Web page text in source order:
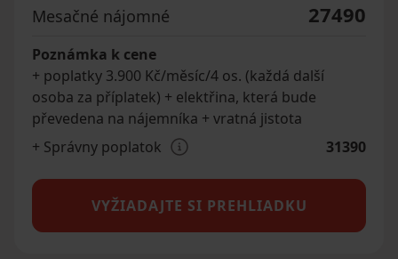
Mesačné nájomné 27490
Poznámka k cene
+ poplatky 3.900 Kč/měsíc/4 os. (každá další
osoba za příplatek) + elektřina, která bude
převedena na nájemníka + vratná jistota
+ Správny poplatok
31390
VYŽIADAJTE SI PREHLIADKU